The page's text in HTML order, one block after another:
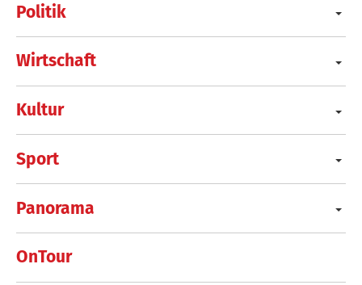
Politik
Wirtschaft
Kultur
Sport
Panorama
OnTour